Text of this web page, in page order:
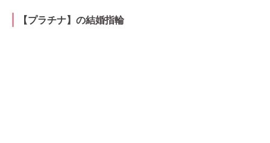
【プラチナ】の結婚指輪